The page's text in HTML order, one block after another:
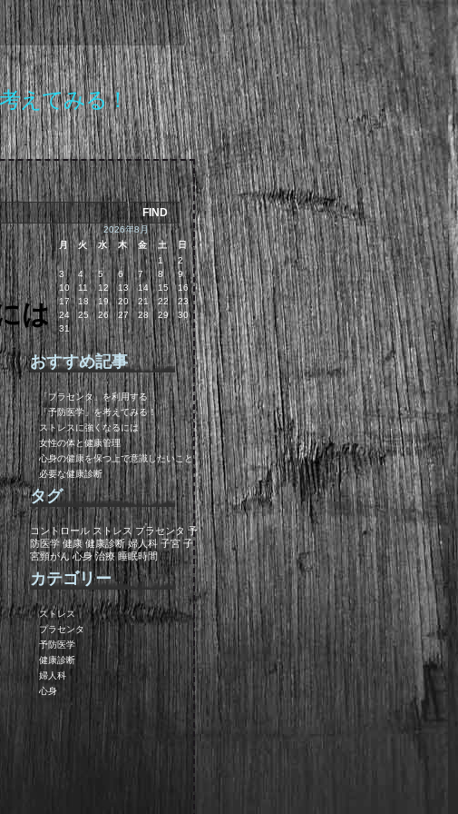
えてみる！
は
2026年8月
月
火 水 木 金 土
日
1
2
3
4 5 6 7 8
9
10
11 12 13 14 15
16
17
18 19 20 21 22
23
24
25 26 27 28 29
30
31
おすすめ記事
「プラセンタ」を利用する
「予防医学」を考えてみる！
ストレスに強くなるには
女性の体と健康管理
心身の健康を保つ上で意識したいこと
必要な健康診断
タグ
コントロール ストレス プラセンタ 予
防医学 健康 健康診断 婦人科 子宮 子
宮頸がん 心身 治療 睡眠時間
カテゴリー
ストレス
プラセンタ
予防医学
健康診断
婦人科
心身